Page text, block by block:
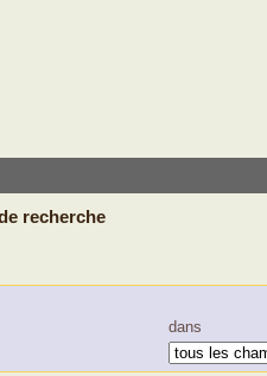
recherche
dans